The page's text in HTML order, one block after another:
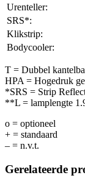
Urenteller:
SRS*:
Klikstrip:
Bodycooler:
T = Dubbel
HPA = Hogedruk
*SRS = Strip
**L = lamplengte
o = optioneel
+ = standaard
– = n.v.t.
Gerelateerde